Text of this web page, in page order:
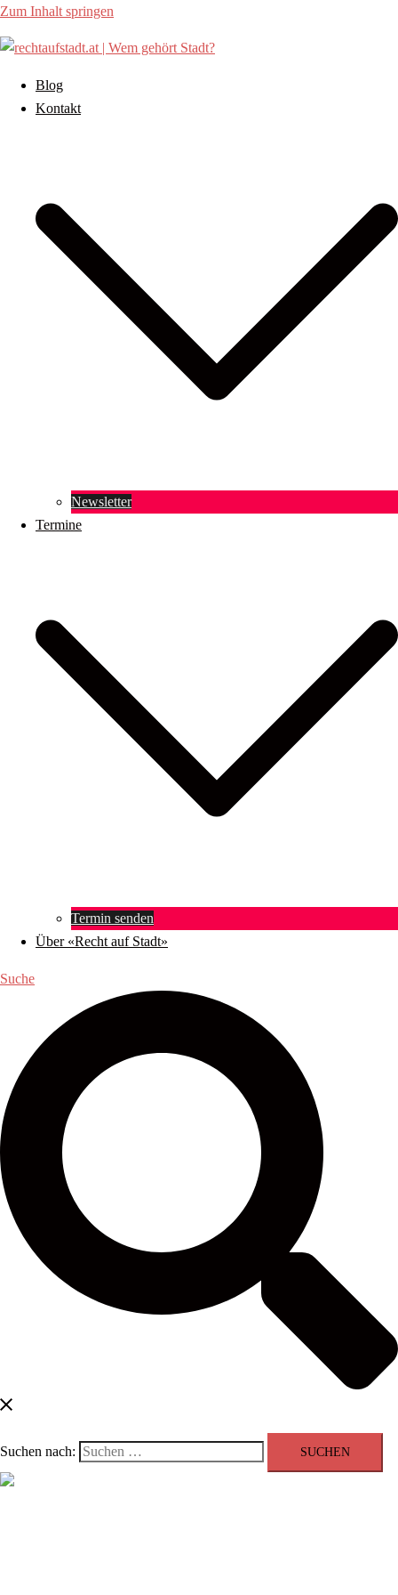
Zum Inhalt springen
Blog
Kontakt
Newsletter
Termine
Termin senden
Über «Recht auf Stadt»
Suche
Suchen nach: